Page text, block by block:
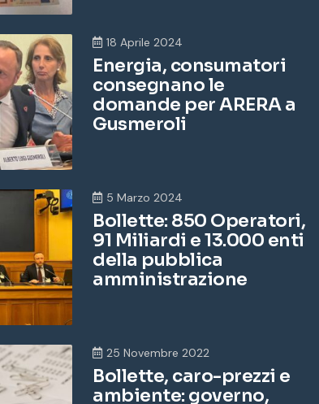
18 Aprile 2024
Energia, consumatori
consegnano le
domande per ARERA a
Gusmeroli
5 Marzo 2024
Bollette: 850 Operatori,
91 Miliardi e 13.000 enti
della pubblica
amministrazione
25 Novembre 2022
Bollette, caro-prezzi e
ambiente: governo,